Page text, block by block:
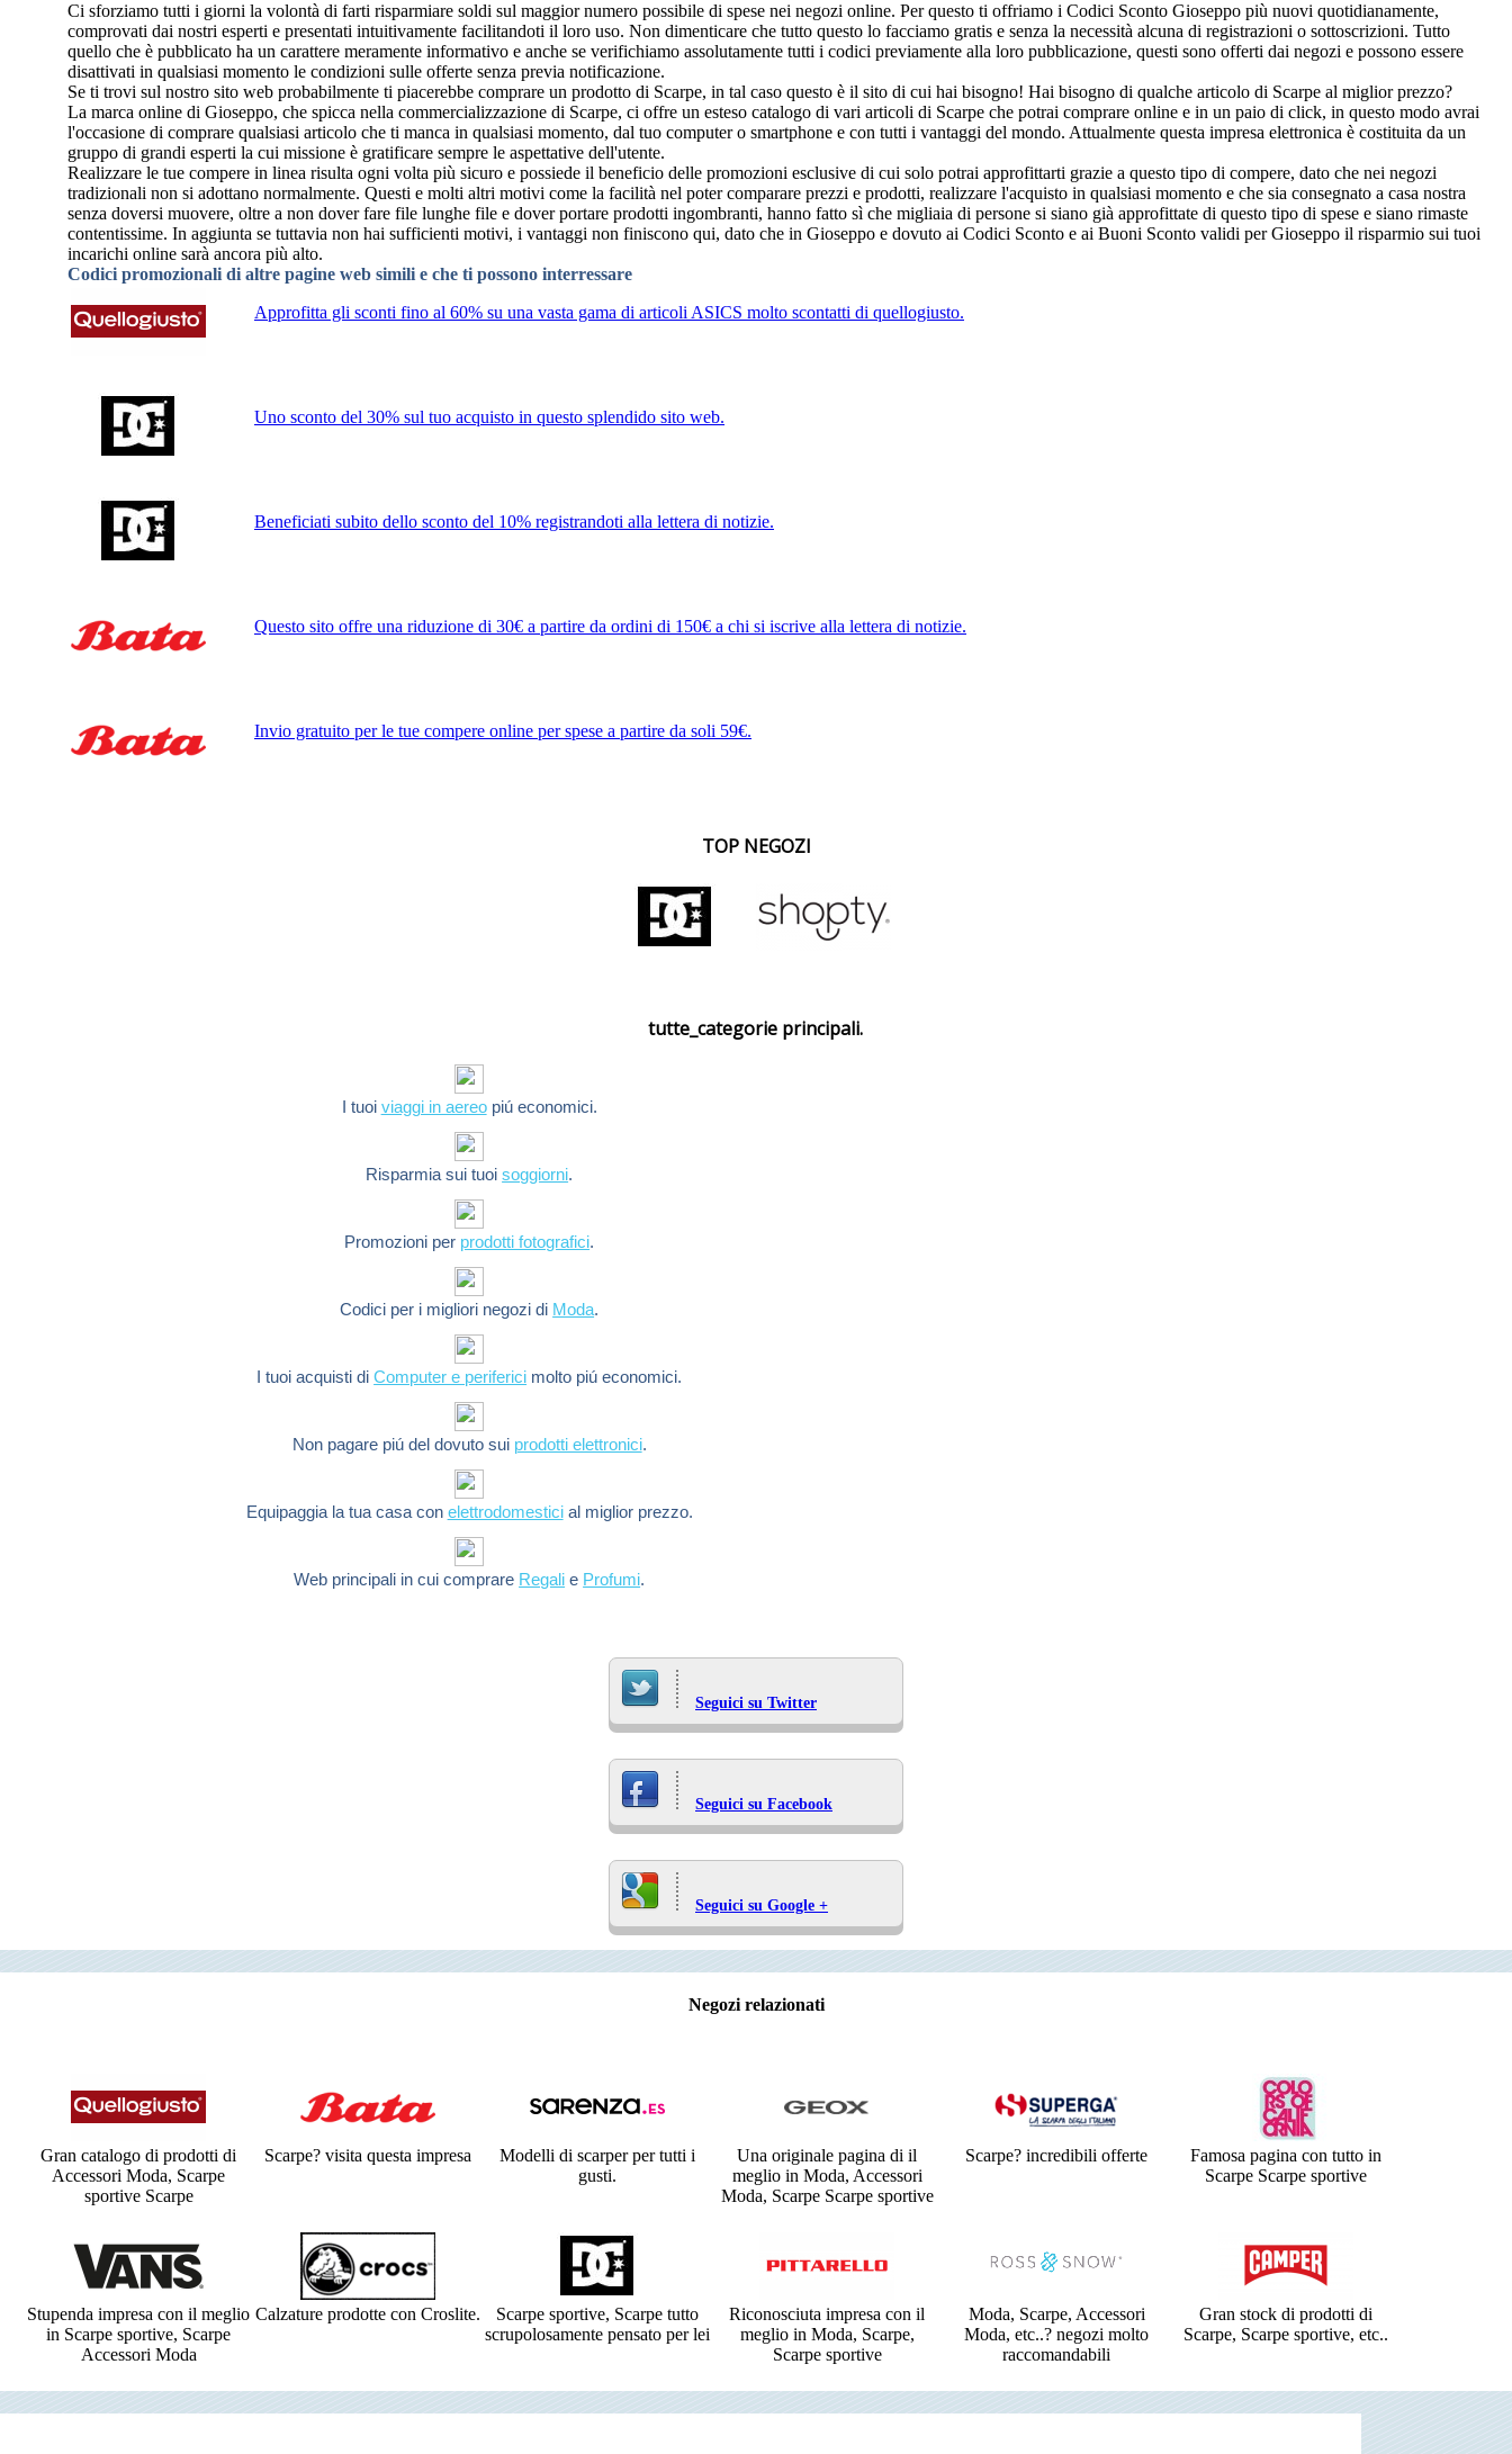
Ci sforziamo tutti i giorni la volontà di farti risparmiare soldi sul maggior numero possibile di spese nei negozi online. Per questo ti offriamo i Codici Sconto Gioseppo più nuovi quotidianamente,
comprovati dai nostri esperti e presentati intuitivamente facilitandoti il loro uso. Non dimenticare che tutto questo lo facciamo gratis e senza la necessità alcuna di registrazioni o sottoscrizioni. Tutto
quello che è pubblicato ha un carattere meramente informativo e anche se verifichiamo assolutamente tutti i codici previamente alla loro pubblicazione, questi sono offerti dai negozi e possono essere
disattivati in qualsiasi momento le condizioni sulle offerte senza previa notificazione.
Se ti trovi sul nostro sito web probabilmente ti piacerebbe comprare un prodotto di Scarpe, in tal caso questo è il sito di cui hai bisogno! Hai bisogno di qualche articolo di Scarpe al miglior prezzo?
La marca online di Gioseppo, che spicca nella commercializzazione di Scarpe, ci offre un esteso catalogo di vari articoli di Scarpe che potrai comprare online e in un paio di click, in questo modo avrai
l'occasione di comprare qualsiasi articolo che ti manca in qualsiasi momento, dal tuo computer o smartphone e con tutti i vantaggi del mondo. Attualmente questa impresa elettronica è costituita da un
gruppo di grandi esperti la cui missione è gratificare sempre le aspettative dell'utente.
Realizzare le tue compere in linea risulta ogni volta più sicuro e possiede il beneficio delle promozioni esclusive di cui solo potrai approfittarti grazie a questo tipo di compere, dato che nei negozi
tradizionali non si adottano normalmente. Questi e molti altri motivi come la facilità nel poter comparare prezzi e prodotti, realizzare l'acquisto in qualsiasi momento e che sia consegnato a casa nostra
senza doversi muovere, oltre a non dover fare file lunghe file e dover portare prodotti ingombranti, hanno fatto sì che migliaia di persone si siano già approfittate di questo tipo di spese e siano rimaste
contentissime. In aggiunta se tuttavia non hai sufficienti motivi, i vantaggi non finiscono qui, dato che in Gioseppo e dovuto ai Codici Sconto e ai Buoni Sconto validi per Gioseppo il risparmio sui tuoi
incarichi online sarà ancora più alto.
Codici promozionali di altre pagine web simili e che ti possono interressare
Approfitta gli sconti fino al 60% su una vasta gama di articoli ASICS molto scontatti di quellogiusto.
Uno sconto del 30% sul tuo acquisto in questo splendido sito web.
Beneficiati subito dello sconto del 10% registrandoti alla lettera di notizie.
Questo sito offre una riduzione di 30€ a partire da ordini di 150€ a chi si iscrive alla lettera di notizie.
Invio gratuito per le tue compere online per spese a partire da soli 59€.
TOP NEGOZI
tutte_categorie principali.
I tuoi viaggi in aereopiú economici.
Risparmia sui tuoisoggiorni.
Promozioni per prodotti fotografici.
Codici per i migliori negozi di Moda.
I tuoi acquisti diComputer e periferici molto piú economici.
Non pagare piú del dovuto sui prodotti elettronici.
Equipaggia la tua casa con elettrodomesticial miglior prezzo.
Web principali in cui comprare Regali e Profumi.
Seguici su Twitter
Seguici su Facebook
Seguici su Google +
Negozi relazionati
Gran catalogo di prodotti di
Accessori Moda, Scarpe
sportive Scarpe
Scarpe? visita questa impresa
Modelli di scarper per tutti i
gusti.
Una originale pagina di il
meglio in Moda, Accessori
Moda, Scarpe Scarpe sportive
Scarpe? incredibili offerte
Famosa pagina con tutto in
Scarpe Scarpe sportive
Stupenda impresa con il meglio
in Scarpe sportive, Scarpe
Accessori Moda
Calzature prodotte con Croslite.
Scarpe sportive, Scarpe tutto
scrupolosamente pensato per lei
Riconosciuta impresa con il
meglio in Moda, Scarpe,
Scarpe sportive
Moda, Scarpe, Accessori
Moda, etc..? negozi molto
raccomandabili
Gran stock di prodotti di
Scarpe, Scarpe sportive, etc..